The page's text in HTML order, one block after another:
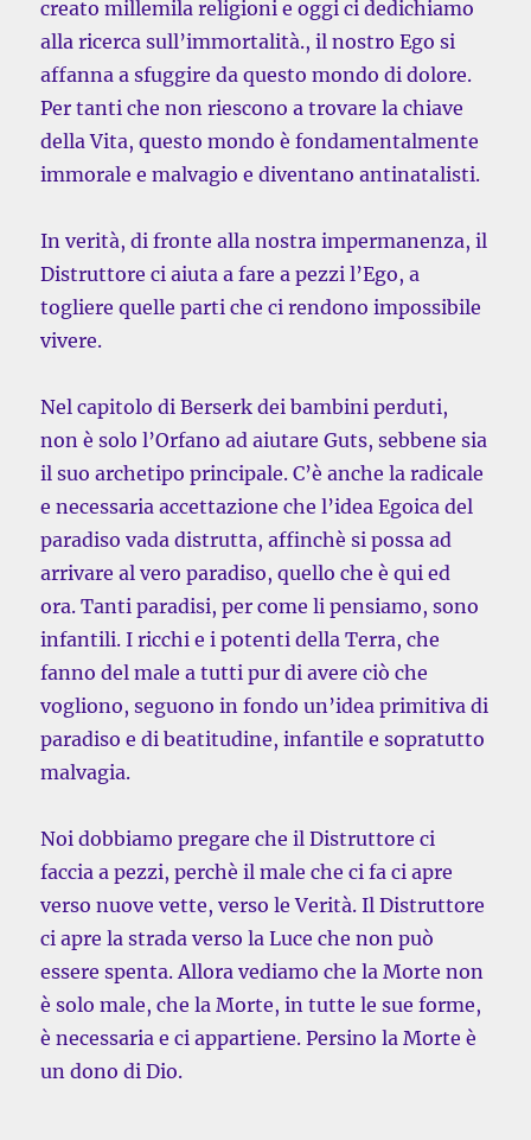
creato millemila religioni e oggi ci dedichiamo
alla ricerca sull’immortalità., il nostro Ego si
affanna a sfuggire da questo mondo di dolore.
Per tanti che non riescono a trovare la chiave
della Vita, questo mondo è fondamentalmente
immorale e malvagio e diventano antinatalisti.
In verità, di fronte alla nostra impermanenza, il
Distruttore ci aiuta a fare a pezzi l’Ego, a
togliere quelle parti che ci rendono impossibile
vivere.
Nel capitolo di Berserk dei bambini perduti,
non è solo l’Orfano ad aiutare Guts, sebbene sia
il suo archetipo principale. C’è anche la radicale
e necessaria accettazione che l’idea Egoica del
paradiso vada distrutta, affinchè si possa ad
arrivare al vero paradiso, quello che è qui ed
ora. Tanti paradisi, per come li pensiamo, sono
infantili. I ricchi e i potenti della Terra, che
fanno del male a tutti pur di avere ciò che
vogliono, seguono in fondo un’idea primitiva di
paradiso e di beatitudine, infantile e sopratutto
malvagia.
Noi dobbiamo pregare che il Distruttore ci
faccia a pezzi, perchè il male che ci fa ci apre
verso nuove vette, verso le Verità. Il Distruttore
ci apre la strada verso la Luce che non può
essere spenta. Allora vediamo che la Morte non
è solo male, che la Morte, in tutte le sue forme,
è necessaria e ci appartiene. Persino la Morte è
un dono di Dio.